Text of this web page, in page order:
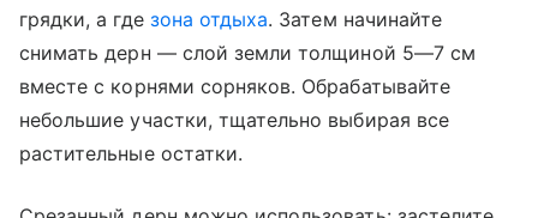
грядки, а где зона отдыха. Затем начинайте
снимать дерн — слой земли толщиной 5—7 см
вместе с корнями сорняков. Обрабатывайте
небольшие участки, тщательно выбирая все
растительные остатки.